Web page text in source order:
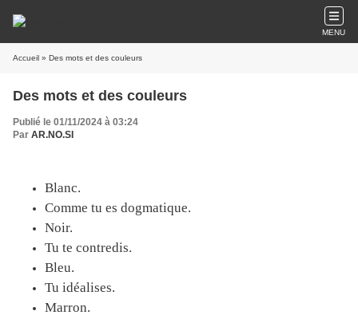
MENU
Accueil » Des mots et des couleurs
Des mots et des couleurs
Publié le 01/11/2024 à 03:24
Par AR.NO.SI
Blanc.
Comme tu es dogmatique.
Noir.
Tu te contredis.
Bleu.
Tu idéalises.
Marron.